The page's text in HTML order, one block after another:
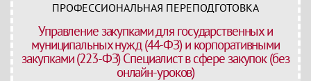
ПРОФЕССИОНАЛЬНАЯ ПЕРЕПОДГОТОВКА
Управление закупками для государственных и
муниципальных нужд (44-ФЗ) и корпоративными
закупками (223-ФЗ) Специалист в сфере закупок (без
онлайн-уроков)